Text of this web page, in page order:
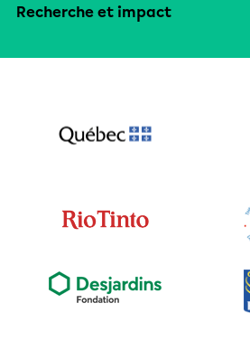
Recherche et impact